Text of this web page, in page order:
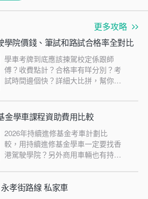
更多攻略
學院價錢、筆試和路試合格率全對比
學車考牌到底應該揀駕校定係跟師
傅？收費點計？合格率有咩分別？考
試時間邊個快？詳細大比拼，幫你揾
金學車課程資助費用比較
2026年持續進修基金考車計劃比
較，用持續進修基金學車一定要找香
港駕駛學院？另外商用車輛也有持續
永孝街路線 私家車